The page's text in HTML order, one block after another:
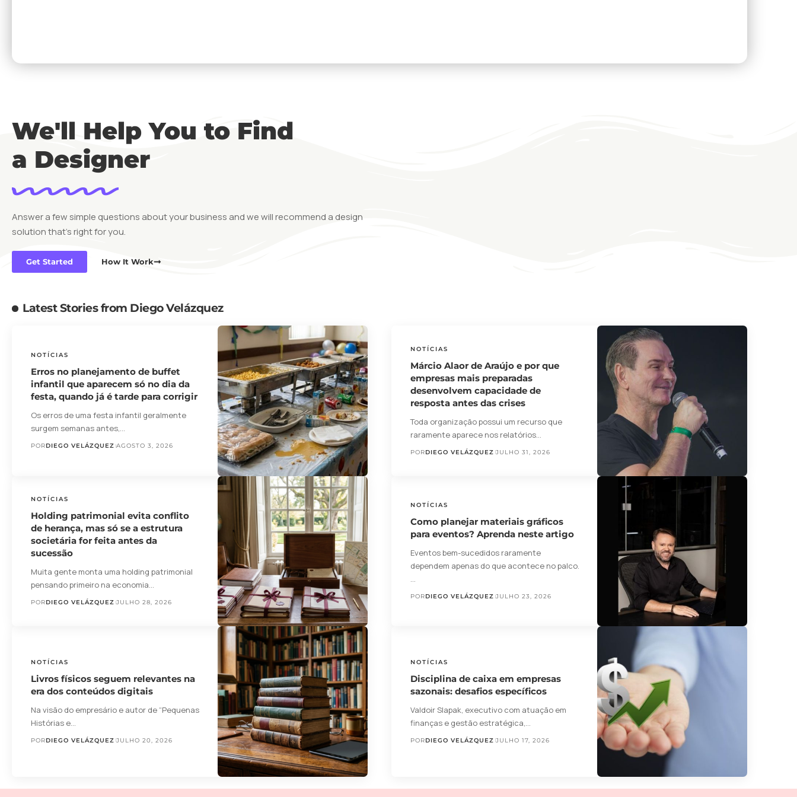
We'll Help You to Find
a Designer
Answer a few simple questions about your business and we will recommend a design
solution that’s right for you.
Get Started How It Work
Latest Stories from Diego Velázquez
NOTÍCIAS
Erros no planejamento de buffet
infantil que aparecem só no dia da
festa, quando já é tarde para corrigir
Os erros de uma festa infantil geralmente
surgem semanas antes,…
PORDIEGO VELÁZQUEZ AGOSTO 3, 2026
NOTÍCIAS
Márcio Alaor de Araújo e por que
empresas mais preparadas
desenvolvem capacidade de
resposta antes das crises
Toda organização possui um recurso que
raramente aparece nos relatórios…
PORDIEGO VELÁZQUEZ JULHO 31, 2026
NOTÍCIAS
Holding patrimonial evita conflito
de herança, mas só se a estrutura
societária for feita antes da
sucessão
Muita gente monta uma holding patrimonial
pensando primeiro na economia…
PORDIEGO VELÁZQUEZ JULHO 28, 2026
NOTÍCIAS
Como planejar materiais gráficos
para eventos? Aprenda neste artigo
Eventos bem-sucedidos raramente
dependem apenas do que acontece no palco.
…
PORDIEGO VELÁZQUEZ JULHO 23, 2026
NOTÍCIAS
Livros físicos seguem relevantes na
era dos conteúdos digitais
Na visão do empresário e autor de “Pequenas
Histórias e…
PORDIEGO VELÁZQUEZ JULHO 20, 2026
NOTÍCIAS
Disciplina de caixa em empresas
sazonais: desafios específicos
Valdoir Slapak, executivo com atuação em
finanças e gestão estratégica,…
PORDIEGO VELÁZQUEZ JULHO 17, 2026